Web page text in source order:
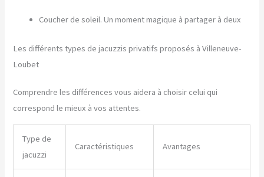
Coucher de soleil. Un moment magique à partager à deux
Les différents types de jacuzzis privatifs proposés à Villeneuve-
Loubet
Comprendre les différences vous aidera à choisir celui qui
correspond le mieux à vos attentes.
Type de
jacuzzi
Caractéristiques Avantages